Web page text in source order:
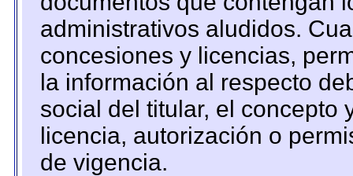
administrativos aludidos.
concesiones y licencias,
la información al respecto
social del titular, el concepto
licencia, autorización o
de vigencia.